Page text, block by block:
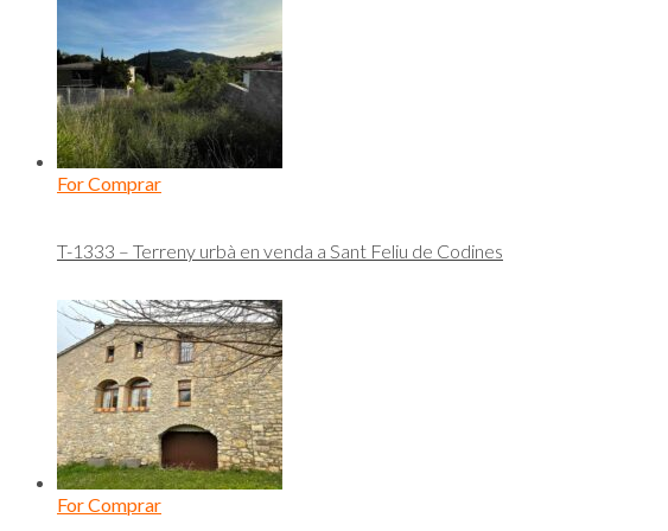
For Comprar
T-1333 – Terreny urbà en venda a Sant Feliu de Codines
For Comprar